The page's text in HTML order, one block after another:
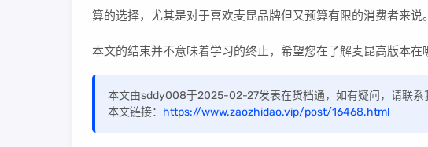
算的选择，尤其是对于喜欢麦昆品牌但又预算有限的消费者来说。
本文的结束并不意味着学习的终止，希望您在了解麦昆高版本在
本文由sddy008于2025-02-27发表在货档通，如有疑问，请联系
本文链接： https://www.zaozhidao.vip/post/16468.html